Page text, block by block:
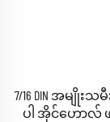
7/16 DIN အမျိုး
ပါ အိုင်ဟောလ်